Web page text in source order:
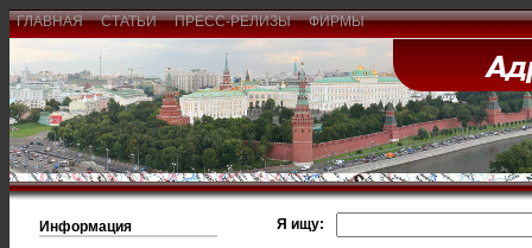
ГЛАВНАЯ СТАТЬИ ПРЕСС-РЕЛИЗЫ ФИРМЫ
Информация
Я ищу: